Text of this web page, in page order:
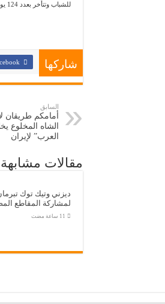
للشباب وتتأخر بعدد 124 يوما عن حكومة برلسكوني التي ترأسها من 11 يونيو 2001 إلى 23 أبريل 2005 (1412 يوما في السلطة).
شاركها
السابق
أمامكم طريقان
الشاه المخلوع
العرب” لإيران
مقالات مشابهة
ديزني وتيك توك تبرمان
لمشاركة المقاطع